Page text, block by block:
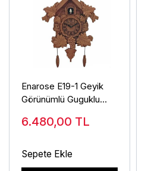
Enarose E19-1 Geyik
Görünümlü Guguklu
6.480,00 TL
Sepete Ekle